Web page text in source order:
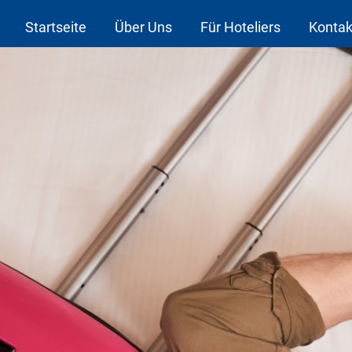
Startseite Über Uns Für Hoteliers